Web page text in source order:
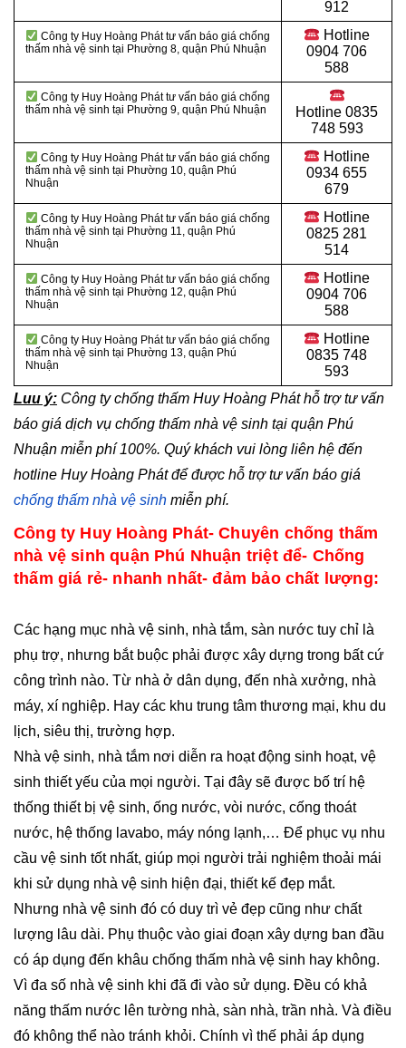
912
Công ty Huy Hoàng Phát tư vấn báo giá chống
thấm nhà vệ sinh tại Phường 8, quận Phú Nhuận
Hotline
0904 706
588
Công ty Huy Hoàng Phát tư vấn báo giá chống
thấm nhà vệ sinh tại Phường 9, quận Phú Nhuận
Hotline 0835
748 593
Công ty Huy Hoàng Phát tư vấn báo giá chống
thấm nhà vệ sinh tại Phường 10, quận Phú
Nhuận
Hotline
0934 655
679
Công ty Huy Hoàng Phát tư vấn báo giá chống
thấm nhà vệ sinh tại Phường 11, quận Phú
Nhuận
Hotline
0825 281
514
Công ty Huy Hoàng Phát tư vấn báo giá chống
thấm nhà vệ sinh tại Phường 12, quận Phú
Nhuận
Hotline
0904 706
588
Công ty Huy Hoàng Phát tư vấn báo giá chống
thấm nhà vệ sinh tại Phường 13, quận Phú
Nhuận
Hotline
0835 748
593
Luu ý: Công ty chống thấm Huy Hoàng Phát hỗ trợ tư vấn
báo giá dịch vụ chống thấm nhà vệ sinh tại quận Phú
Nhuận miễn phí 100%. Quý khách vui lòng liên hệ đến
hotline Huy Hoàng Phát để được hỗ trợ tư vấn báo giá
chống thấm nhà vệ sinh miễn phí.
Công ty Huy Hoàng Phát- Chuyên chống thấm
nhà vệ sinh quận Phú Nhuận triệt để- Chống
thấm giá rẻ- nhanh nhất- đảm bảo chất lượng:
Các hạng mục nhà vệ sinh, nhà tắm, sàn nước tuy chỉ là
phụ trợ, nhưng bắt buộc phải được xây dựng trong bất cứ
công trình nào. Từ nhà ở dân dụng, đến nhà xưởng, nhà
máy, xí nghiệp. Hay các khu trung tâm thương mại, khu du
lịch, siêu thị, trường hợp.
Nhà vệ sinh, nhà tắm nơi diễn ra hoạt động sinh hoạt, vệ
sinh thiết yếu của mọi người. Tại đây sẽ được bố trí hệ
thống thiết bị vệ sinh, ống nước, vòi nước, cống thoát
nước, hệ thống lavabo, máy nóng lạnh,… Để phục vụ nhu
cầu vệ sinh tốt nhất, giúp mọi người trải nghiệm thoải mái
khi sử dụng nhà vệ sinh hiện đại, thiết kế đẹp mắt.
Nhưng nhà vệ sinh đó có duy trì vẻ đẹp cũng như chất
lượng lâu dài. Phụ thuộc vào giai đoạn xây dựng ban đầu
có áp dụng đến khâu chống thấm nhà vệ sinh hay không.
Vì đa số nhà vệ sinh khi đã đi vào sử dụng. Đều có khả
năng thấm nước lên tường nhà, sàn nhà, trần nhà. Và điều
đó không thể nào tránh khỏi. Chính vì thế phải áp dụng